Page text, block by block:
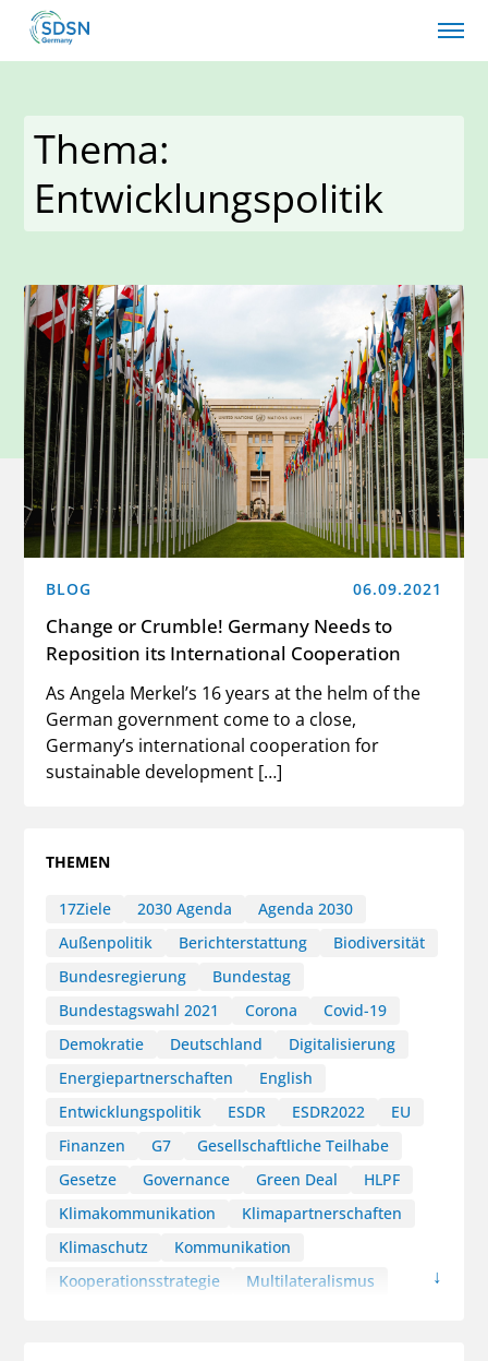
Thema:
Entwicklungspolitik
BLOG 06.09.2021
Change or Crumble! Germany Needs to
Reposition its International Cooperation
As Angela Merkel’s 16 years at the helm of the
German government come to a close,
Germany’s international cooperation for
sustainable development […]
THEMEN
17Ziele 2030 Agenda
Agenda 2030
Außenpolitik
Berichterstattung
Biodiversität
Bundesregierung
Bundestag
Bundestagswahl 2021
Corona
Covid-19
Demokratie
Deutschland
Digitalisierung
Energiepartnerschaften
English
Entwicklungspolitik
ESDR ESDR2022
EU
Finanzen
G7
Gesellschaftliche Teilhabe
Gesetze
Governance Green Deal
HLPF
Klimakommunikation
Klimapartnerschaften
Klimaschutz
Kommunikation
Kooperationsstrategie
Multilateralismus